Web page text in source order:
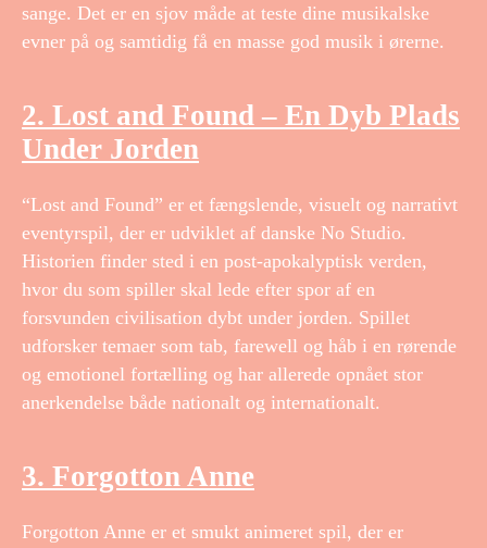
sange. Det er en sjov måde at teste dine musikalske
evner på og samtidig få en masse god musik i ørerne.
2. Lost and Found – En Dyb Plads
Under Jorden
“Lost and Found” er et fængslende, visuelt og narrativt
eventyrspil, der er udviklet af danske No Studio.
Historien finder sted i en post-apokalyptisk verden,
hvor du som spiller skal lede efter spor af en
forsvunden civilisation dybt under jorden. Spillet
udforsker temaer som tab, farewell og håb i en rørende
og emotionel fortælling og har allerede opnået stor
anerkendelse både nationalt og internationalt.
3. Forgotton Anne
Forgotton Anne er et smukt animeret spil, der er